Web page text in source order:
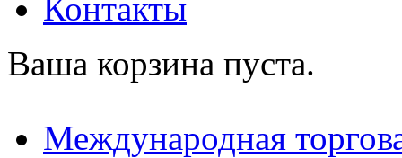
Контакты
Ваша корзина пуста.
Международная